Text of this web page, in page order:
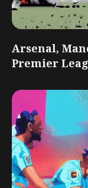
Arsenal,
Premier